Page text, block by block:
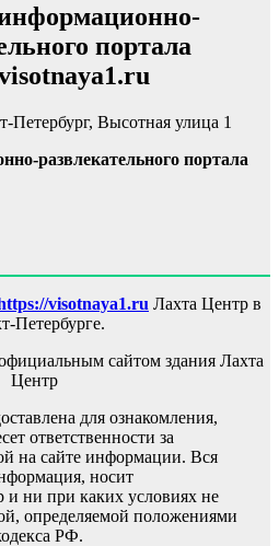
портала
Петербург, Высотная улица 1
развлекательного портала
visotnaya1.ru Лахта Центр в
Петербурге.
сайтом здания Лахта
Центр
для ознакомления,
ответственности за
на сайте информации. Вся
носит
ни при каких условиях не
определяемой положениями
РФ.